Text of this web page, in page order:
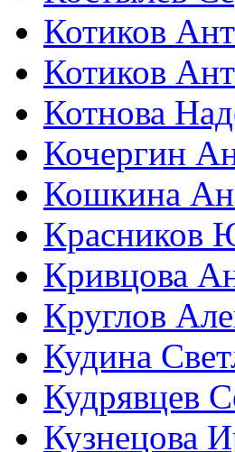
Котиков
Котиков
Котнова
Кочергин
Кошкина
Красников
Кривцова
Круглов
Кудина
Кудрявцев
Кузнецова